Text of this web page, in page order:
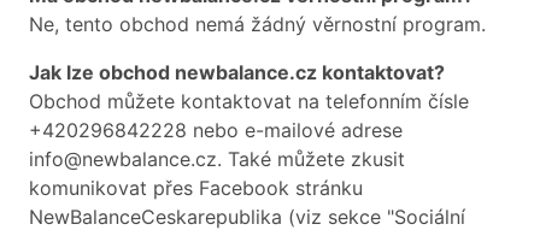
Ne, tento obchod nemá žádný věrnostní program.
Jak lze obchod newbalance.cz kontaktovat?
Obchod můžete kontaktovat na telefonním čísle
+420296842228 nebo e-mailové adrese
info@newbalance.cz. Také můžete zkusit
komunikovat přes Facebook stránku
NewBalanceCeskarepublika (viz sekce "Sociální